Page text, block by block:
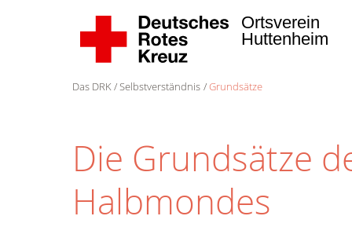
Ortsverein
Huttenheim
Das DRK Selbstverständnis Grundsätze
Die Grundsätze
Halbmondes